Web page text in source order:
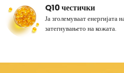
Q10 честички
Ја зголемуваат енергијата
затегнувањето на кожата.